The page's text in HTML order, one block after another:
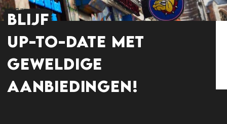
BLIJF
UP-TO-DATE MET
GEWELDIGE
AANBIEDINGEN!